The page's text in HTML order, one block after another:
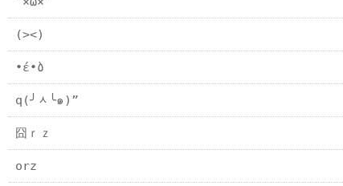
(><)
•́ε•̀٥
q(╯ᆺ╰๑)”
囧ｒｚ
orz